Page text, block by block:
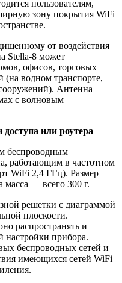
пользователям,
зону покрытия WiFi
от воздействия
Stella-8 может
офисов, торговых
(на водном транспорте,
Антенна
с волновым
или роутера
беспроводным
работающим в частотном
WiFi 2,4 ГГц). Размер
масса — всего 300 г.
решетки с диаграммой
плоскости.
распространять и
настройки прибора.
беспроводных сетей и
имеющихся сетей WiFi